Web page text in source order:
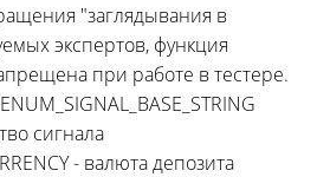
"заглядывания в
экспертов, функция
при работе в тестере.
сигнала
- валюта депозита